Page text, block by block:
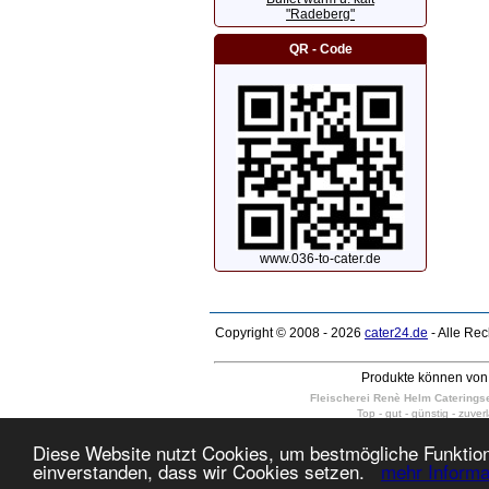
Diese Website nutzt Cookies, um bestmögliche
einverstanden, dass wir Cookies setzen.mehr
"Radeberg"
QR - Code
www.036-to-cater.de
Copyright © 2008 - 2026 cater24.de - Alle
Produkte können
Fleischerei Renè Helm
Top - gut - günstig -
10 - 400 Personen in Dresden
täglich auch am Sonntag und